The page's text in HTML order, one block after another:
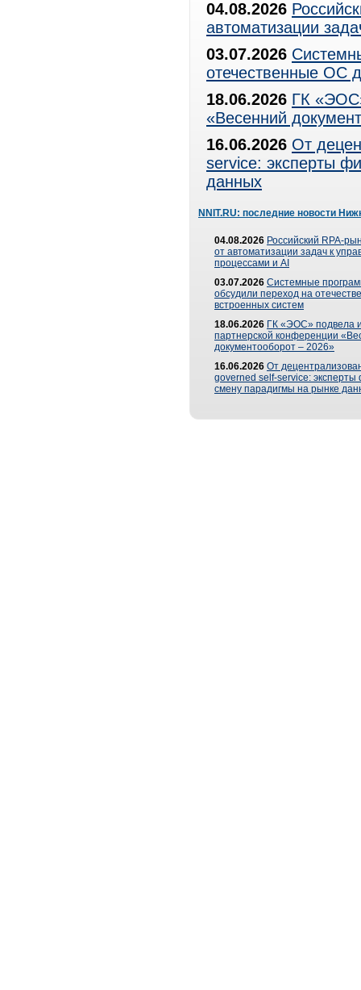
04.08.2026
автоматизации
03.07.2026
отечественные ОС
18.06.2026 ГК
«Весенний
16.06.2026 От
service: эксперты
данных
NNIT.RU: последние новости
04.08.2026 Российский RPA-
от автоматизации задач к
процессами и AI
03.07.2026 Системные
обсудили переход на
встроенных систем
18.06.2026 ГК «ЭОС» подвела
партнерской конференции
документооборот – 2026»
16.06.2026 От
governed self-service: эксперты
смену парадигмы на рынке